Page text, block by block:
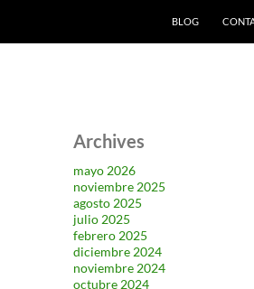
BLOG
Archives
mayo 2026
noviembre 2025
agosto 2025
julio 2025
febrero 2025
diciembre 2024
noviembre 2024
octubre 2024